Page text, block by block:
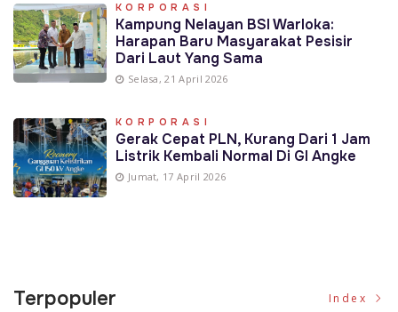
KORPORASI
Kampung Nelayan BSI Warloka:
Harapan Baru Masyarakat Pesisir
Dari Laut Yang Sama
Selasa, 21 April 2026
KORPORASI
Gerak Cepat PLN, Kurang Dari 1 Jam
Listrik Kembali Normal Di GI Angke
Jumat, 17 April 2026
Terpopuler Index